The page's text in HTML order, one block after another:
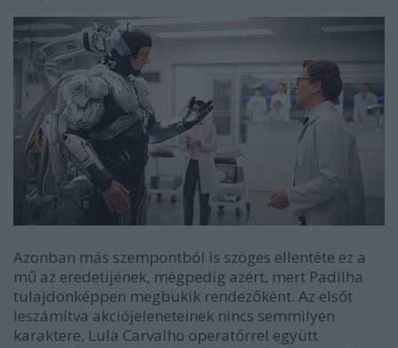
Azonban más szempontból is szöges ellentéte ez a
mű az eredetijének, mégpedig azért, mert Padilha
tulajdonképpen megbukik rendezőként. Az elsőt
leszámítva akciójeleneteinek nincs semmilyen
karaktere, Lula Carvalho operatőrrel együtt